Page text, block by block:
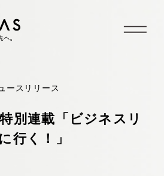
ースリリース
別連載「ビジネスリ
行く！」